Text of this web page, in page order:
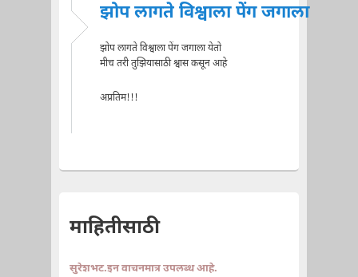
झोप लागते विश्वाला पेंग जगाला
झोप लागते विश्वाला पेंग जगाला येतो
मीच तरी तुझियासाठी श्वास कसून आहे
अप्रतिम!!!
माहितीसाठी
सुरेशभट.इन वाचनमात्र उपलब्ध आहे.